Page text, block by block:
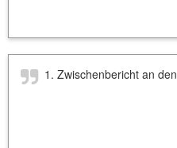
1. Zwischenbericht an